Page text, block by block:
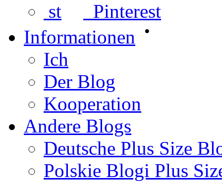
Pinterest
Informationen •
Ich
Der Blog
Kooperation
Andere Blogs
Deutsche Plus Size
Polskie Blogi Plus